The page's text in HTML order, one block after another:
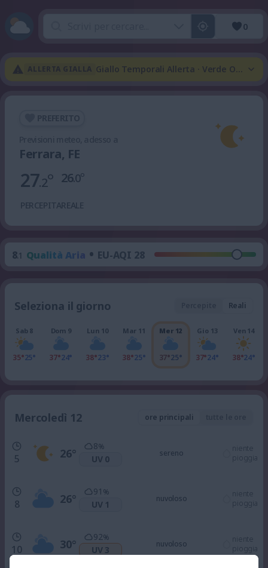
0
Giallo Temporali Allerta · Verde Onda
Ferrara, FE
27.2°
PERCEPITA
26.0°
REALE
8.1 Qualità Aria • EU-AQI 28
Seleziona il giorno Reali
Sab 8
35°25°
Dom 9
37°24°
Lun 10
38°23°
Mar 11
38°25°
Mer 12
37°25°
Gio 13
37°24°
Ven 14
38°24°
Mercoledì 12 ore principali
5 26°
8%
UV 0
sereno
niente
pioggia
8 26°
91 %
UV 1
nuvoloso
niente
pioggia
10 30°
92%
UV 3
nuvoloso
niente
pioggia